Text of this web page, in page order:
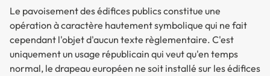
Le pavoisement des édifices publics constitue une
opération à caractère hautement symbolique qui ne fait
cependant l'objet d'aucun texte règlementaire. C'est
uniquement un usage républicain qui veut qu'en temps
normal, le drapeau européen ne soit installé sur les édifices